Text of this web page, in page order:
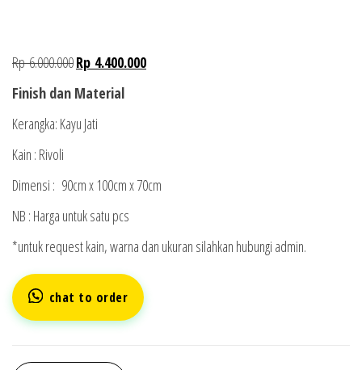
Rp6.000.000Rp 4.400.000
Finish dan Material
Kerangka: Kayu Jati
Kain : Rivoli
Dimensi : 90cm x 100cm x 70cm
NB : Harga untuk satu pcs
*untuk request kain, warna dan ukuran silahkan hubungi admin.
chat to order